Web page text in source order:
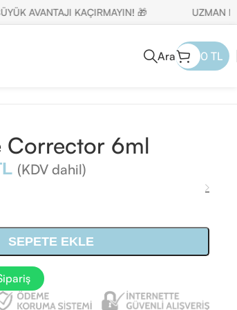
AVANTAJI KAÇIRMAYIN! 🎁 UZMAN
Ara 0 TL
Corrector 6ml
(KDV dahil)
SEPETE EKLE